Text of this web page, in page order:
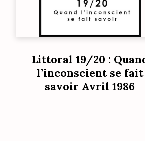
Littoral 19/20 :
l’inconscient se fait
savoir Avril 1986